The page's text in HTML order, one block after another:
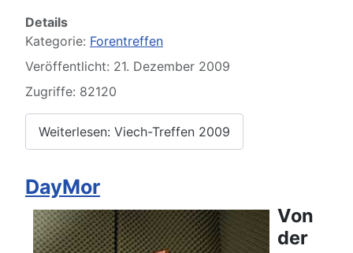
Details
Kategorie: Forentreffen
Veröffentlicht: 21. Dezember 2009
Zugriffe: 82120
Weiterlesen: Viech-Treffen 2009
DayMor
Von
der